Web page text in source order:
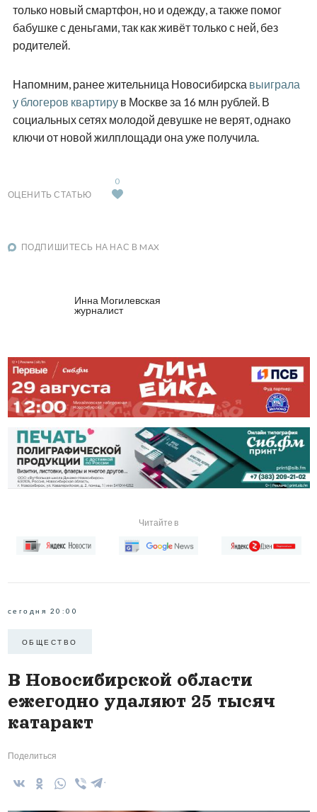
только новый смартфон, но и одежду, а также помог
бабушке с деньгами, так как живёт только с ней, без
родителей.
Напомним, ранее жительница Новосибирска выиграла
у блогеров квартирув Москве за 16 млн рублей. В
социальных сетях молодой девушке не верят, однако
ключи от новой жилплощади она уже получила.
ОЦЕНИТЬ СТАТЬЮ
0
ПОДПИШИТЕСЬ НА НАС В MAX
Инна Могилевская
журналист
Читайте в
сегодня 20:00
ОБЩЕСТВО
В Новосибирской области
ежегодно удаляют 25 тысяч
катаракт
Поделиться